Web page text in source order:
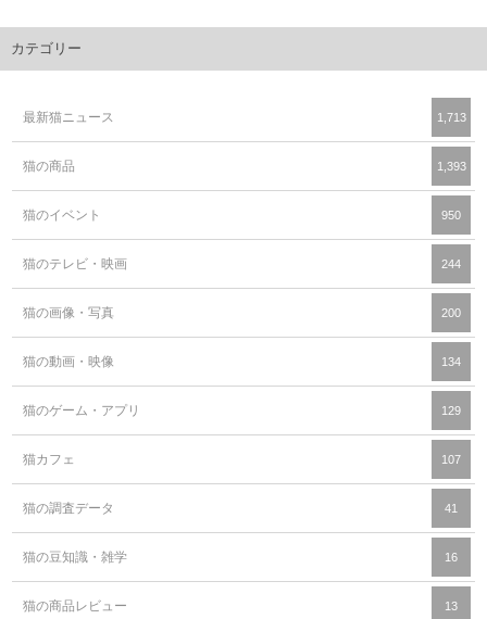
カテゴリー
最新猫ニュース 1,713
猫の商品 1,393
猫のイベント 950
猫のテレビ・映画 244
猫の画像・写真 200
猫の動画・映像 134
猫のゲーム・アプリ 129
猫カフェ 107
猫の調査データ 41
猫の豆知識・雑学 16
猫の商品レビュー 13